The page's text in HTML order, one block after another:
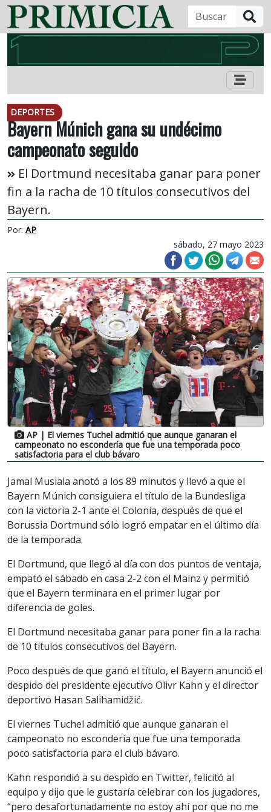
DEPORTES
Bayern Múnich gana su undécimo
campeonato seguido
El Dortmund necesitaba ganar para poner
fin a la racha de 10 títulos consecutivos del
Bayern.
Por: AP
sábado, 27 mayo 2023
AP | El viernes Tuchel admitió que aunque ganaran el
campeonato no escondería que fue una temporada poco
satisfactoria para el club bávaro
Jamal Musiala anotó a los 89 minutos y llevó a que el
Bayern Múnich consiguiera el título de la Bundesliga
con la victoria 2-1 ante el Colonia, después de que el
Borussia Dortmund sólo logró empatar en el último día
de la temporada.
El Dortmund, que llegó al día con dos puntos de ventaja,
empató el sábado en casa 2-2 con el Mainz y permitió
que el Bayern terminara en el primer lugar por
diferencia de goles.
El Dortmund necesitaba ganar para poner fin a la racha
de 10 títulos consecutivos del Bayern.
Poco después de que ganó el título, el Bayern anunció el
despido del presidente ejecutivo Olivr Kahn y el director
deportivo Hasan Salihamidžić.
El viernes Tuchel admitió que aunque ganaran el
campeonato no escondería que fue una temporada
poco satisfactoria para el club bávaro.
Kahn respondió a su despido en Twitter, felicitó al
equipo y dijo que le gustaría celebrar con los jugadores,
“pero desafortunadamente no estoy ahí por que no me